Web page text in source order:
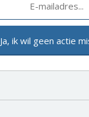
Ja, ik wil geen actie